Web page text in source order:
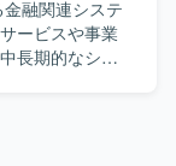
BigQueryと
ールとして
などを
な技術要素を
関与していた
じて、組織全
。データベー
前向きに取り
や
融関連システ
ービスや事業
長期的なシス
エンドエンジ